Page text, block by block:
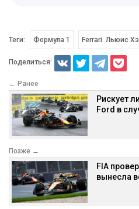
Теги: Формула 1 Ferrari. Льюис
Поделиться:
← Ранее
Рискует
Ford в
Позже →
FIA
вынесла